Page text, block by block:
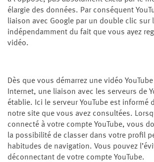
élargie des données. Par conséquent
liaison avec Google par un double clic sur
indépendamment du fait que vous ayez
vidéo.
Dès que vous démarrez une vidéo
Internet, une liaison avec les serveurs de
établie. Ici le serveur YouTube est informé
notre site que vous avez consultées.
connecté à votre compte YouTube, vous
la possibilité de classer dans votre profil
habitudes de navigation. Vous pouvez
déconnectant de votre compte YouTube.